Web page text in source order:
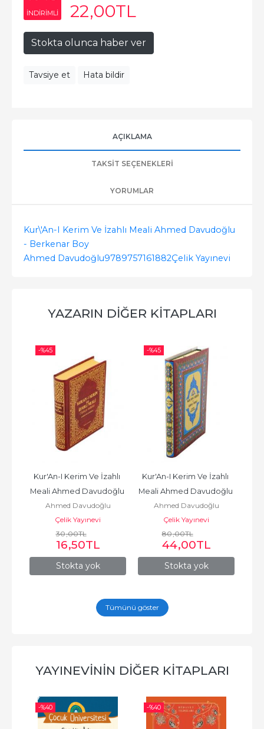
INDIRIMLI 22,00TL
Stokta olunca haber ver
Tavsiye et Hata bildir
AÇIKLAMA
TAKSIT SEÇENEKLERI
YORUMLAR
Kur\'An-I Kerim Ve İzahlı Meali Ahmed Davudoğlu
- Berkenar Boy
Ahmed Davudoğlu9789757161882Çelik Yayınevi
YAZARIN DIĞER KITAPLARI
-%45
Stokta yok
Kur'An-I Kerim Ve İzahlı
Meali Ahmed Davudoğlu
- Hafız Boy
Ahmed Davudoğlu
Çelik Yayınevi
30,00TL
16,50TL
-%45
Stokta yok
Kur'An-I Kerim Ve İzahlı
Meali Ahmed Davudoğlu
- Rahle Boy
Ahmed Davudoğlu
Çelik Yayınevi
80,00TL
44,00TL
Tümünü göster
YAYINEVININ DIĞER KITAPLARI
-%40 -%40